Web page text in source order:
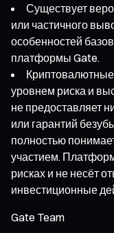
Существует
или частичного
особенностей
платформы Gate.
уровнем риска и
не предоставляет
или гарантий
полностью
участием.
рисках и не несёт
инвестиционные
Gate Team